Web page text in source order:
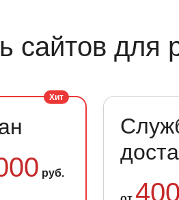
сайтов для
Хит
руб.